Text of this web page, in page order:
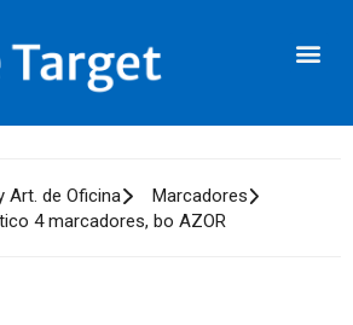
Art. de Oficina
Marcadores
4 marcadores, bo AZOR